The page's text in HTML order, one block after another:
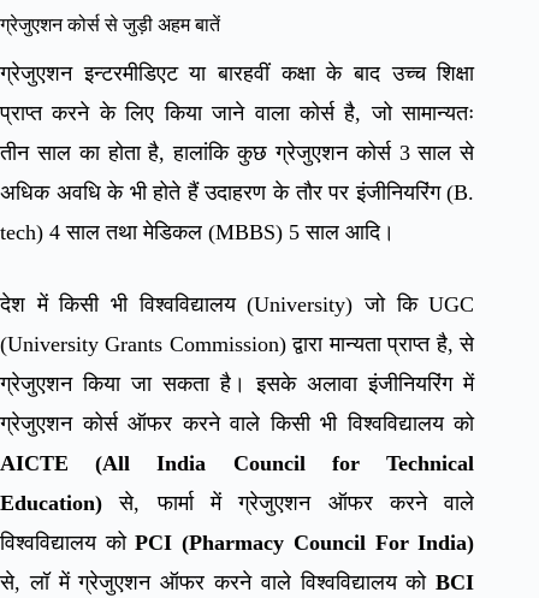
ग्रेजुएशन कोर्स से जुड़ी अहम बातें
ग्रेजुएशन इन्टरमीडिएट या बारहवीं कक्षा के बाद उच्च शिक्षा
प्राप्त करने के लिए किया जाने वाला कोर्स है, जो सामान्यतः
तीन साल का होता है, हालांकि कुछ ग्रेजुएशन कोर्स 3 साल से
अधिक अवधि के भी होते हैं उदाहरण के तौर पर इंजीनियरिंग (B.
tech) 4 साल तथा मेडिकल (MBBS) 5 साल आदि।
देश में किसी भी विश्वविद्यालय (University) जो कि UGC
(University Grants Commission) द्वारा मान्यता प्राप्त है, से
ग्रेजुएशन किया जा सकता है। इसके अलावा इंजीनियरिंग में
ग्रेजुएशन कोर्स ऑफर करने वाले किसी भी विश्वविद्यालय को
AICTE (All India Council for Technical
Education) से, फार्मा में ग्रेजुएशन ऑफर करने वाले
विश्वविद्यालय कोPCI (Pharmacy Council For India)
से, लॉ में ग्रेजुएशन ऑफर करने वाले विश्वविद्यालय कोBCI